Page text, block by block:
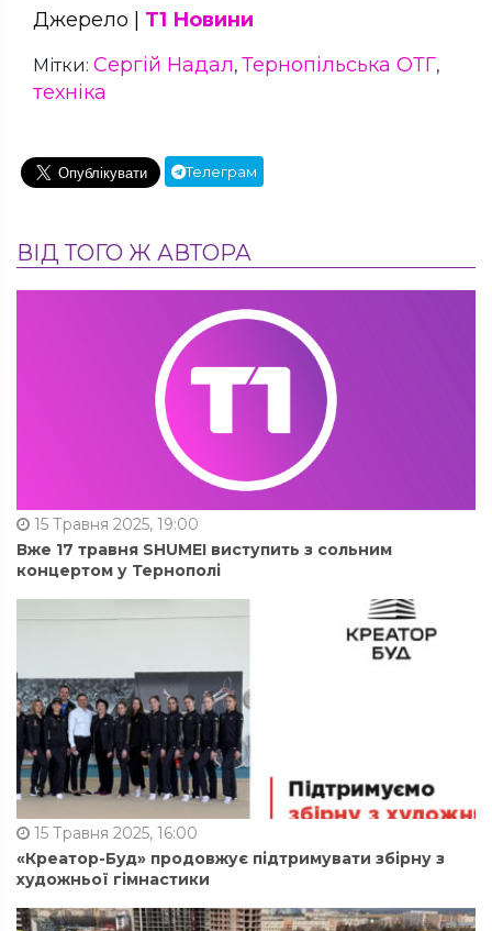
Джерело | Т1 Новини
Мітки: Сергій Надал, Тернопільська ОТГ,
техніка
Телеграм
ВІД ТОГО Ж АВТОРА
15 Травня 2025, 19:00
Вже 17 травня SHUMEI виступить з сольним
концертом у Тернополі
15 Травня 2025, 16:00
«Креатор-Буд» продовжує підтримувати збірну з
художньої гімнастики